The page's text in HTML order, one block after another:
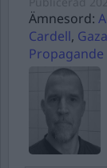
Ämnesord:
Cardell, Gaza
Propagande